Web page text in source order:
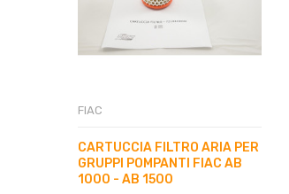
FIAC
CARTUCCIA FILTRO ARIA PER
GRUPPI POMPANTI FIAC AB
1000 - AB 1500